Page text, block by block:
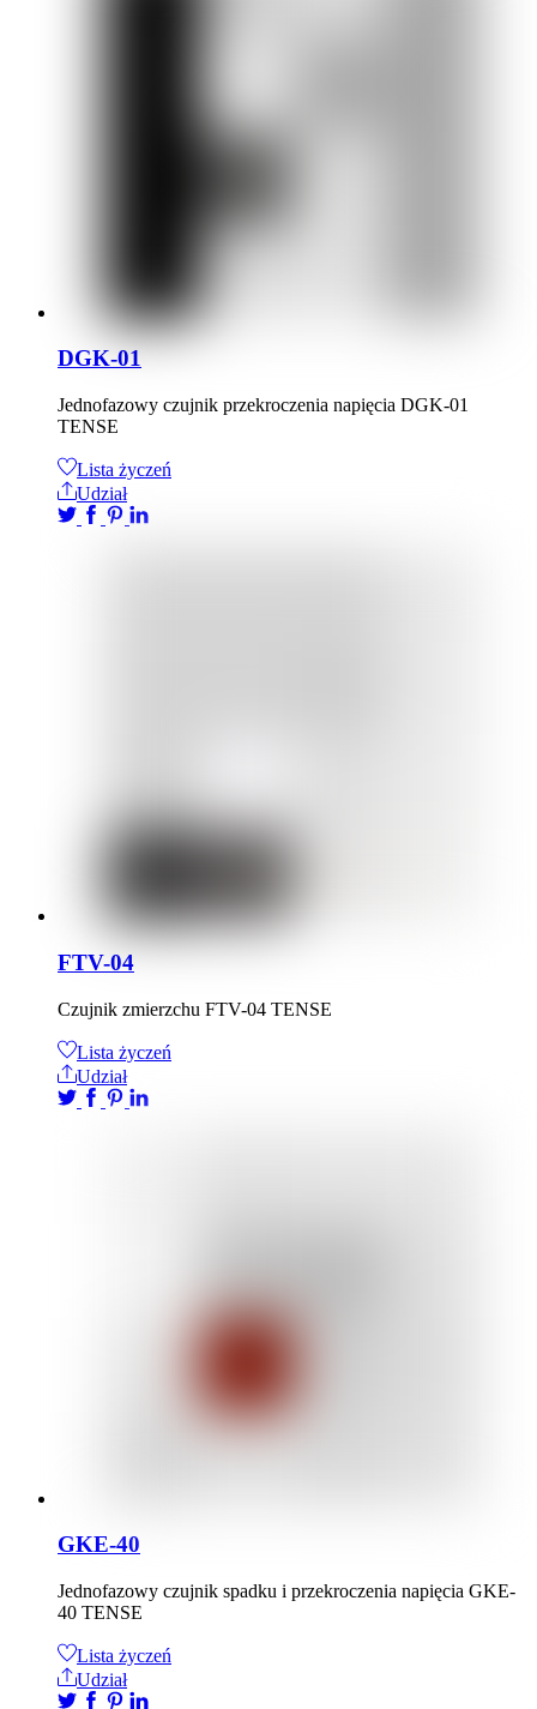
DGK-01
Jednofazowy czujnik przekroczenia napięcia DGK-01
TENSE
Lista życzeń
Udział
FTV-04
Czujnik zmierzchu FTV-04 TENSE
Lista życzeń
Udział
GKE-40
Jednofazowy czujnik spadku i przekroczenia napięcia GKE-
40 TENSE
Lista życzeń
Udział